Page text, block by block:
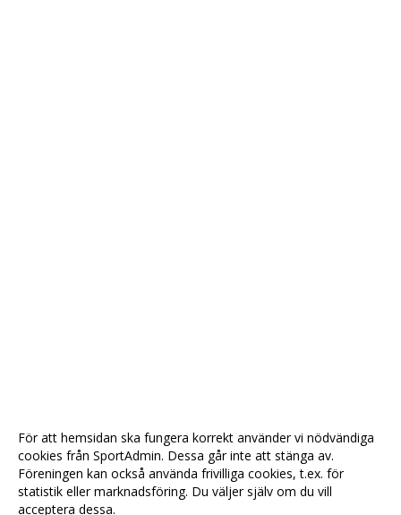
För att hemsidan ska fungera korrekt använder vi nödvändiga
cookies från SportAdmin. Dessa går inte att stänga av.
Föreningen kan också använda frivilliga cookies, t.ex. för
statistik eller marknadsföring. Du väljer själv om du vill
acceptera dessa.